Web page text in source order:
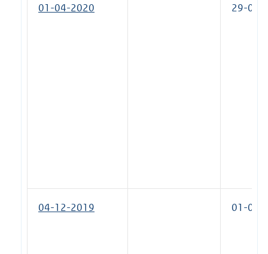
01-04-2020 29-05-
04-12-2019 01-04-